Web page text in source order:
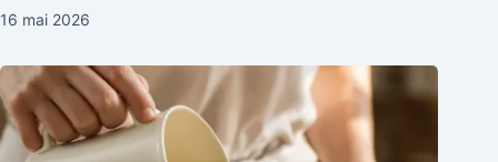
16 mai 2026